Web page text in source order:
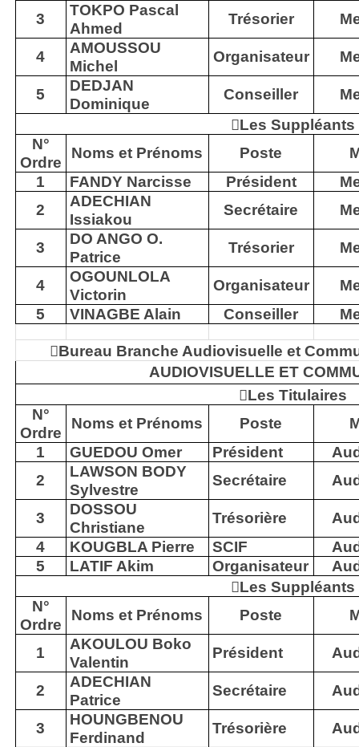
3
TOKPO Pascal
Ahmed
Trésorier
4
AMOUSSOU
Michel
Organisateur
5
DEDJAN
Dominique
Conseiller
Les Suppléants
N°
Ordre
Noms et Prénoms Poste
1
FANDY Narcisse Président
2
ADECHIAN
Issiakou
Secrétaire
3
DO ANGO O.
Patrice
Trésorier
4
OGOUNLOLA
Victorin
Organisateur
5
VINAGBE Alain Conseiller
Bureau Branche Audiovisuelle et
AUDIOVISUELLE ET
Les Titulaires
N°
Ordre
Noms et Prénoms Poste
1
GUEDOU Omer Président
2
LAWSON BODY
Sylvestre
Secrétaire
3
DOSSOU
Christiane
Trésorière
4
KOUGBLA Pierre SCIF
5
LATIF Akim Organisateur
Les Suppléants
N°
Ordre
Noms et Prénoms Poste
1
AKOULOU Boko
Valentin
Président
2
ADECHIAN
Patrice
Secrétaire
3
HOUNGBENOU
Ferdinand
Trésorière